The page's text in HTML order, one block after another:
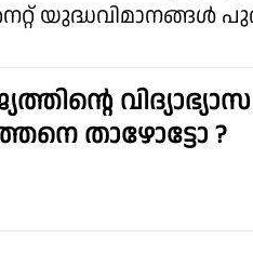
യുദ്ധവിമാനങ്ങള്‍
താഴോട്ടോ ?